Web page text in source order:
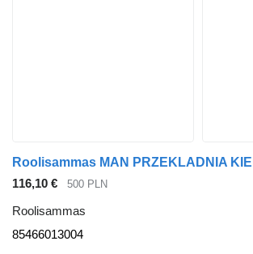
116,10 € 500 PLN
Roolisammas
85466013004